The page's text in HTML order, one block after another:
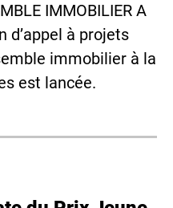
IMMOBILIER A
d’appel à projets
immobilier à la
est lancée.